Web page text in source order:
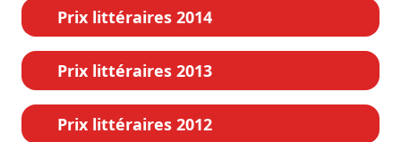
Prix littéraires 2014
Prix littéraires 2013
Prix littéraires 2012